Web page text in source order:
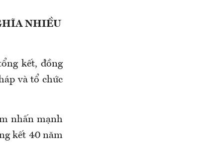
NHIỀU
kết, đồng
và tổ chức
nhấn mạnh
kết 40 năm